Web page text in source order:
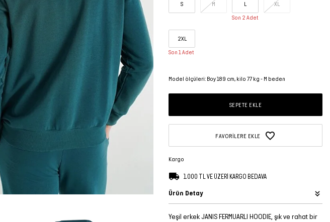
S M L
Son 2 Adet
XL
2XL
Son 1 Adet
Model ölçüleri: Boy 189 cm, kilo 77 kg - M beden
SEPETE EKLE
FAVORILERE EKLE
Kargo
1.000 TL VE ÜZERİ KARGO BEDAVA
Ürün Detay
Yeşil erkek JANIS FERMUARLI HOODIE, şık ve rahat bir